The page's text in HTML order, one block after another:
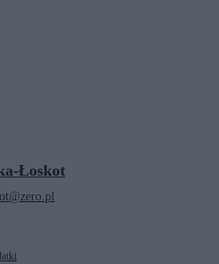
Łoskot